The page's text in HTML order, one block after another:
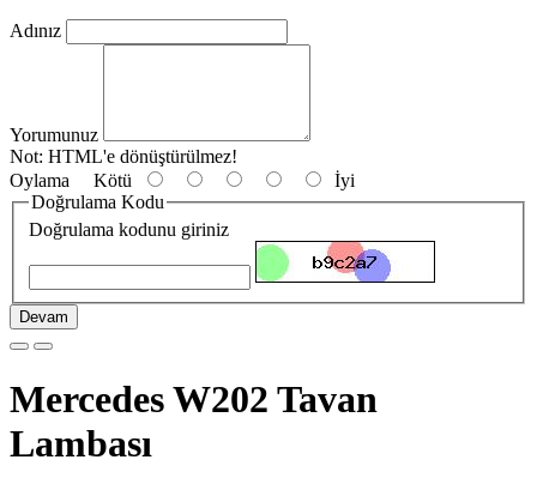
Adınız
Yorumunuz
Not: HTML'e dönüştürülmez!
Oylama Kötü
İyi
Doğrulama Kodu
Doğrulama kodunu giriniz
Devam
Mercedes W202 Tavan
Lambası